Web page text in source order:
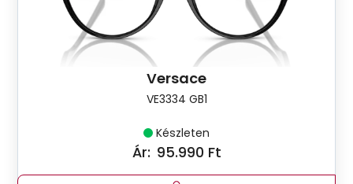
Versace
VE3334 GB1
Készleten
Ár: 95.990 Ft